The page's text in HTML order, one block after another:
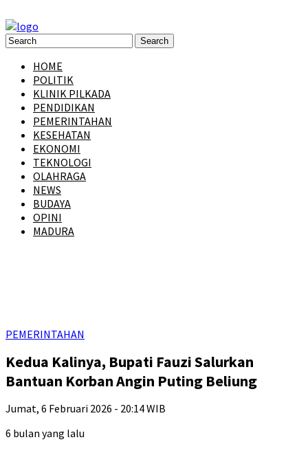
HOME
POLITIK
KLINIK PILKADA
PENDIDIKAN
PEMERINTAHAN
KESEHATAN
EKONOMI
TEKNOLOGI
OLAHRAGA
NEWS
BUDAYA
OPINI
MADURA
PEMERINTAHAN
Kedua Kalinya, Bupati Fauzi Salurkan
Bantuan Korban Angin Puting Beliung
Jumat, 6 Februari 2026 - 20:14 WIB
6 bulan yang lalu